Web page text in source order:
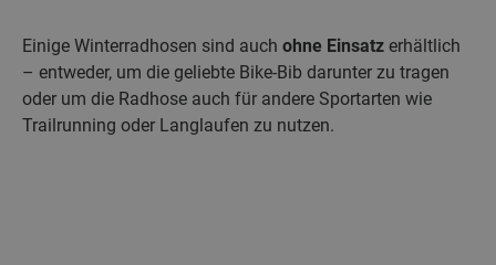
Einige Winterradhosen sind auch ohne Einsatz erhältlich
– entweder, um die geliebte Bike-Bib darunter zu tragen
oder um die Radhose auch für andere Sportarten wie
Trailrunning oder Langlaufen zu nutzen.